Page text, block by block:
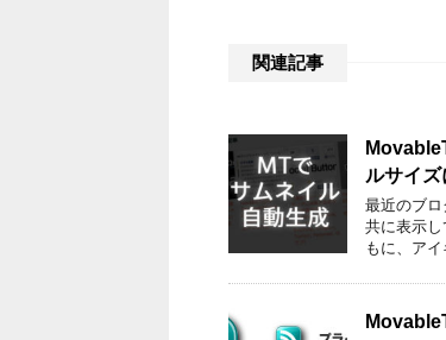
関連記事
ルサイ
最近のブ
共に表示
もに、ア